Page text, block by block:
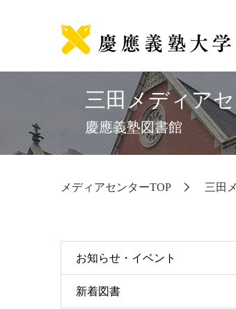
三田 メディア
慶應義塾図書館
メディアセンターTOP 三田
お知らせ・イベント
新着図書